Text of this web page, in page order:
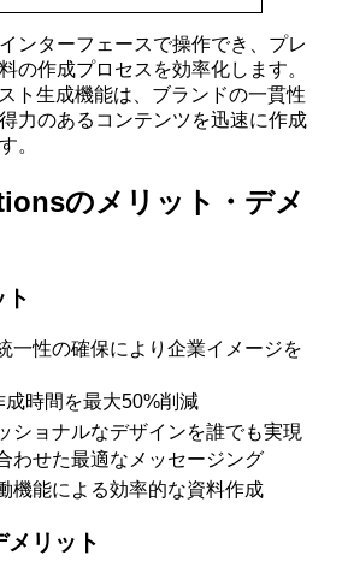
ンターフェースで操作でき、プレ
の作成プロセスを効率化します。
ト生成機能は、ブランドの一貫性
力のあるコンテンツを迅速に作成
。
のメリット・デメ
ト
一性の確保により企業イメージを
成時間を最大50%削減
ショナルなデザインを誰でも実現
わせた最適なメッセージング
機能による効率的な資料作成
リット